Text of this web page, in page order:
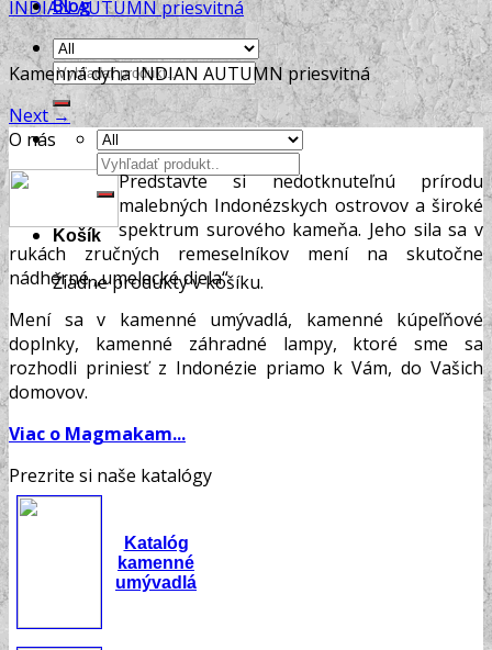
Blog
Hľadať:
Hľadať:
Košík
Žiadne produkty v košíku.
INDIAN AUTUMN priesvitná
Kamenná dyha INDIAN AUTUMN priesvitná
Next→
O nás
Predstavte si nedotknuteľnú prírodu
malebných Indonézskych ostrovov a široké
spektrum surového kameňa. Jeho sila sa v
rukách zručných remeselníkov mení na skutočne
nádherné „umelecké diela“.
Mení sa v kamenné umývadlá, kamenné kúpeľňové
doplnky, kamenné záhradné lampy, ktoré sme sa
rozhodli priniesť z Indonézie priamo k Vám, do Vašich
domovov.
Viac o Magmakam...
Prezrite si naše katalógy
Katalóg
kamenné
umývadlá